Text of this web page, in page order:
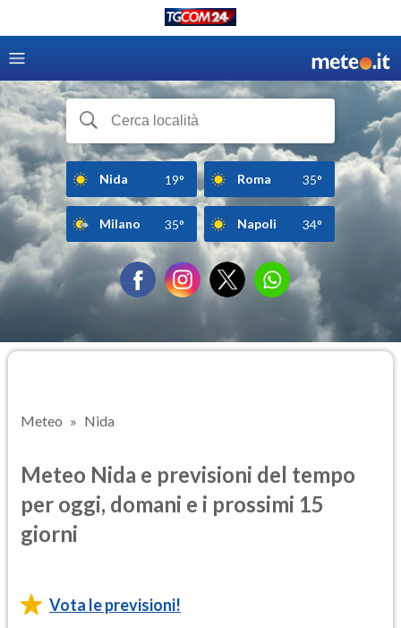
Nida 19° Roma 35°
Milano 35° Napoli 34°
Meteo Nida
Meteo Nida e previsioni del tempo
per oggi, domani e i prossimi 15
giorni
Vota le previsioni!